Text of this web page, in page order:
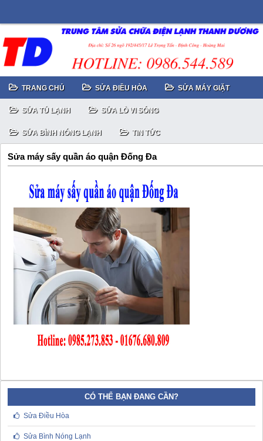
TRANG CHỦ SỬA ĐIỀU HÒA SỬA MÁY GIẶT
SỬA TỦ LẠNH SỬA LÒ VI SÓNG
SỬA BÌNH NÓNG LẠNH TIN TỨC
Sửa máy sấy quần áo quận Đống Đa
CÓ THỂ BẠN ĐANG CẦN?
Sửa Điều Hòa
Sửa Bình Nóng Lạnh